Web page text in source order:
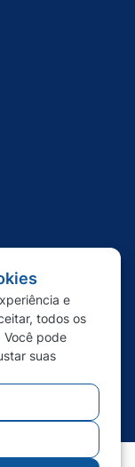
e
todos os
Você pode
suas